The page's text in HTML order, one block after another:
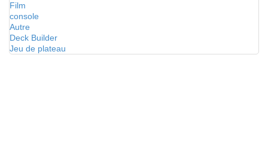
Film
console
Autre
Deck Builder
Jeu de plateau